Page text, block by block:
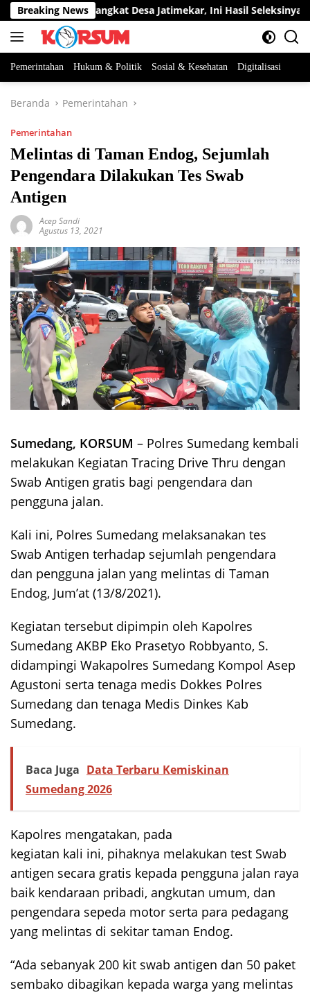
Langsung
ke
konten
Breaking News
Jabatan Perangkat Desa Jatimekar, Ini Hasil Seleksinya
Pemerintahan Hukum & Politik Sosial & Kesehatan Digitalisasi
Beranda Pemerintahan
Pemerintahan
Melintas di Taman Endog, Sejumlah
Pengendara Dilakukan Tes Swab
Antigen
Acep Sandi
Agustus 13, 2021
Sumedang, KORSUM – Polres Sumedang kembali
melakukan Kegiatan Tracing Drive Thru dengan
Swab Antigen gratis bagi pengendara dan
pengguna jalan.
Kali ini, Polres Sumedang melaksanakan tes
Swab Antigen terhadap sejumlah pengendara
dan pengguna jalan yang melintas di Taman
Endog, Jum’at (13/8/2021).
Kegiatan tersebut dipimpin oleh Kapolres
Sumedang AKBP Eko Prasetyo Robbyanto, S.
didampingi Wakapolres Sumedang Kompol Asep
Agustoni serta tenaga medis Dokkes Polres
Sumedang dan tenaga Medis Dinkes Kab
Sumedang.
Baca Juga Data Terbaru Kemiskinan
Sumedang 2026
Kapolres mengatakan, pada
kegiatan kali ini, pihaknya melakukan test Swab
antigen secara gratis kepada pengguna jalan raya
baik kendaraan pribadi, angkutan umum, dan
pengendara sepeda motor serta para pedagang
yang melintas di sekitar taman Endog.
“Ada sebanyak 200 kit swab antigen dan 50 paket
sembako dibagikan kepada warga yang melintas